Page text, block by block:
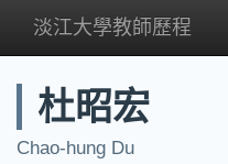
淡江大學教師歷程
杜昭宏
Chao-hung Du